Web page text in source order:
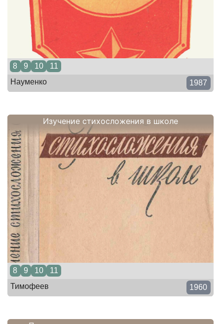
8 9 10
11
Науменко
1987
Изучение стихосложения в школе
8 9 10
11
Тимофеев
1960